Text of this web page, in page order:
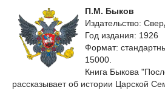
П.М. Быков
Издательство:
Год издания: 1926
Формат:
15000.
Книга Быкова
рассказывает об истории Царской